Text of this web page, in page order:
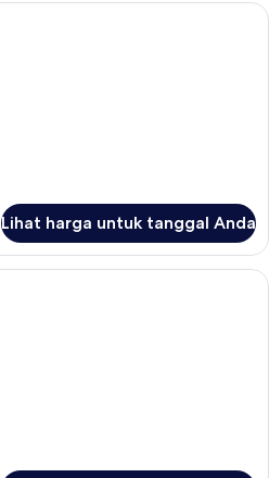
Kamar Twin Deluks | Minibar dan Wi-
Lihat harga untuk tanggal Anda
Kamar Twin Superior | Minibar dan